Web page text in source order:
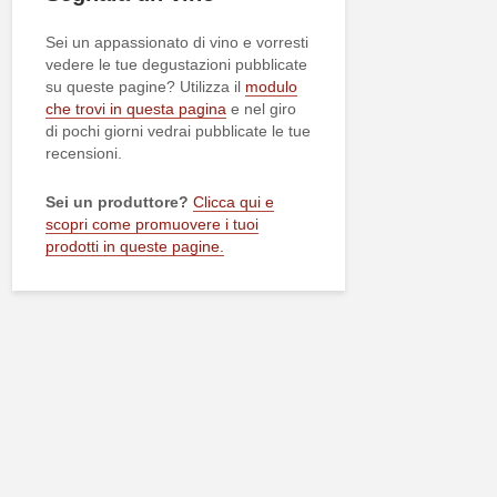
Sei un appassionato di vino e vorresti
vedere le tue degustazioni pubblicate
su queste pagine? Utilizza il modulo
che trovi in questa pagina e nel giro
di pochi giorni vedrai pubblicate le tue
recensioni.
Sei un produttore? Clicca qui e
scopri come promuovere i tuoi
prodotti in queste pagine.